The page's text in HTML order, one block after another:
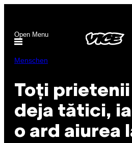
content
Open Menu
Menschen
Toți prietenii
deja tătici,
o ard aiurea